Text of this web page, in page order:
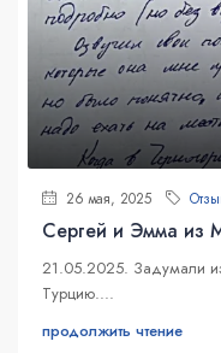
26 мая, 2025
Сергей и Эмма из
21.05.2025. Задумали
Турцию....
продолжить чтение